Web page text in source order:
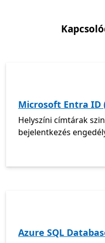
Microsoft Entra ID
Helyszíni címtárak
bejelentkezés
Azure SQL